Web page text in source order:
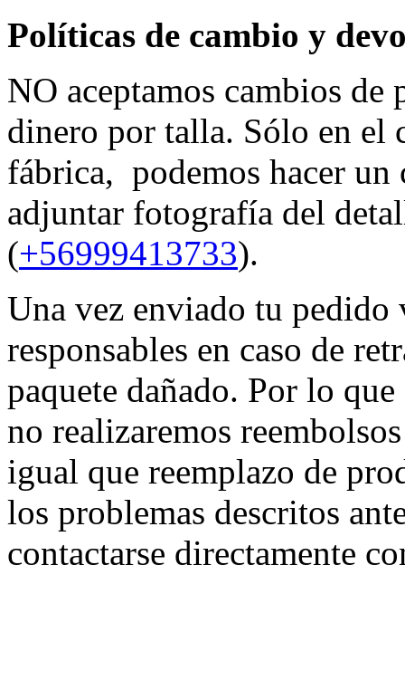
Políticas de cambio y
NO aceptamos cambios
dinero por talla. Sólo en el
fábrica, podemos hacer
adjuntar fotografía del
(+56999413733).
Una vez enviado tu pedido
responsables en caso de
paquete dañado. Por lo que
no realizaremos
igual que reemplazo de
los problemas descritos
contactarse directamente